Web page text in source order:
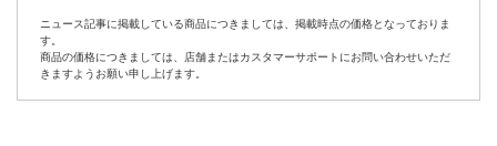
ニュース記事に掲載している商品につきましては、掲載時点の価格となっておりま
す。
商品の価格につきましては、店舗またはカスタマーサポートにお問い合わせいただ
きますようお願い申し上げます。